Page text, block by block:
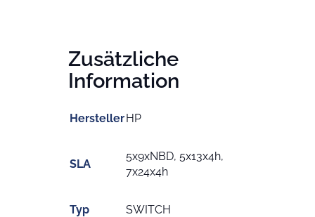
Zusätzliche
Information
HerstellerHP
SLA
5x9xNBD, 5x13x4h,
7x24x4h
Typ SWITCH